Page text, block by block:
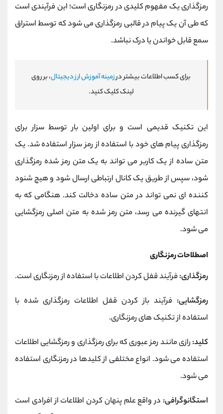
رمزگذاری یک مفهوم کلیدی در رمزنگاری است؛ این فرآیندی است
که طی آن یک پیام در قالبی رمزگذاری می شود که توسط استراق
سمع قابل خواندن یا درک نباشد.
برای کسب اطلاعات بیشتر درزمینه آموزش ارز دیجیتال، بر روی
لینک کلیک کنید.
این تکنیک قدیمی است و برای اولین بار توسط سزار برای
رمزگذاری پیام های خود با استفاده از رمز سزار استفاده شد. یک
متن ساده از یک کاربر می تواند به یک متن رمز شده رمزگذاری
شود، سپس از طریق یک کانال ارتباطی ارسال شود و هیچ شنود
کننده ای نمی تواند در متن ساده دخالت کند. هنگامی که به
انتهای گیرنده می رسد، متن رمز شده به متن اصلی رمزگشایی
می شود.
اصطلاحات رمزنگاری
رمزگذاری:فرآیند قفل کردن اطلاعات با استفاده از رمزنگاری است.
رمزگشایی: فرآیند باز کردن قفل اطلاعات رمزگذاری شده با
استفاده از تکنیک های رمزنگاری.
کلید: رازی مانند رمز عبوری که برای رمزگذاری و رمزگشایی اطلاعات
استفاده می شود. انواع مختلفی از کلیدها در رمزنگاری استفاده
می شود.
استگانوگرافی: در واقع علم پنهان کردن اطلاعات از افرادی است